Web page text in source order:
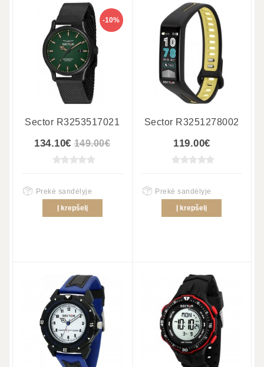
-10%
Sector R3253517021
134.10€ 149.00€
Prekė sandėlyje
Į krepšelį
Sector R3251278002
119.00€
Prekė sandėlyje
Į krepšelį